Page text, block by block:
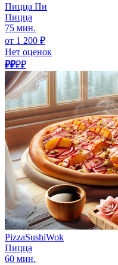
Пицца Пи
Пицца
75 мин.
от 1 200 ₽
Нет оценок
₽₽₽₽
PizzaSushiWok
Пицца
60 мин.